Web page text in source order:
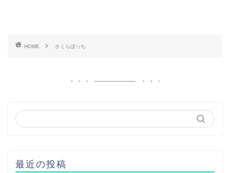
HOME さくらぼっち
最近の投稿